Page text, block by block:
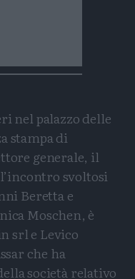
nel palazzo delle
stampa di
generale, il
svoltosi
Beretta e
Moschen, è
srl e Levico
che ha
società relativo